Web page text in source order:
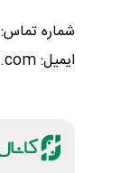
شماره تماس: 09010882042
ایمیل: toyfortco@gmail.com